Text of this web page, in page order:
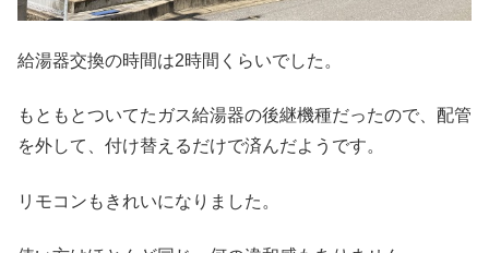
給湯器交換の時間は2時間くらいでした。
もともとついてたガス給湯器の後継機種だったので、配管
を外して、付け替えるだけで済んだようです。
リモコンもきれいになりました。